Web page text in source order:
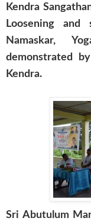
Kendra
Loosening
Namaskar,
demonstrated
Kendra.
Sri Abutulum